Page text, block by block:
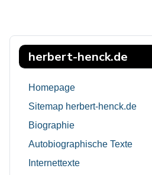
herbert-henck.de
Homepage
Sitemap herbert-henck.de
Biographie
Autobiographische Texte
Internettexte